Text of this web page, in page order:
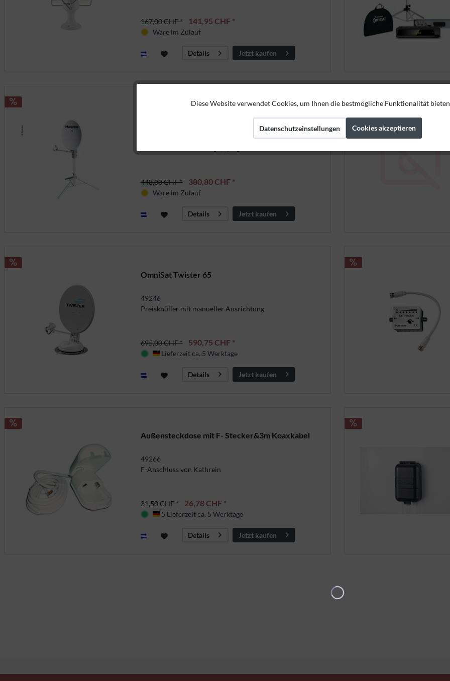
167,00 CHF * 141,95 CHF *
Ware im Zulauf
Details Jetzt kaufen
448,00 CHF * 380,80 CHF *
Ware im Zulauf
Details Jetzt kaufen
OmniSat Twister 65
49246
Preisknüller mit manueller Ausrichtung
695,00 CHF * 590,75 CHF *
Deutschland
Lieferzeit ca. 5 Werktage
Details Jetzt kaufen
Außensteckdose mit F- Stecker&3m Koaxkabel
49266
F-Anschluss von Kathrein
31,50 CHF * 26,78 CHF *
Deutschland
5 Lieferzeit ca. 5 Werktage
Details Jetzt kaufen
Diese Website verwendet Cookies, um Ihnen die bestmögliche Funktionalität
Datenschutzeinstellungen Cookies akzeptieren